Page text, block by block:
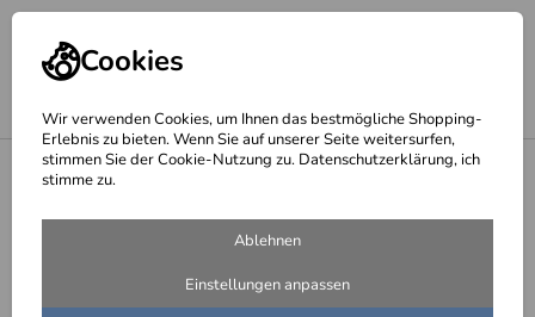
Cookies
Wir verwenden Cookies, um Ihnen das bestmögliche Shopping-
Erlebnis zu bieten. Wenn Sie auf unserer Seite weitersurfen,
stimmen Sie der Cookie-Nutzung zu. Datenschutzerklärung, ich
stimme zu.
Ablehnen
Einstellungen anpassen
Gefäße aus Stahlblech - Top Deal